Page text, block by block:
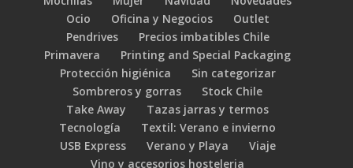
Ocio
Oficina y Negocios
Outlet
Pendrives
Precios imbatibles Chile
Primavera
Printing and Special Packaging
Protección higiénica
Sin categorizar
Sombreros y gorras
Stock Chile
Take Away
Tazas jarras y termos
Tecnología
Textil: Verano e invierno
USB Express
Verano y Playa
Viaje
Vino y accesorios hosteleria